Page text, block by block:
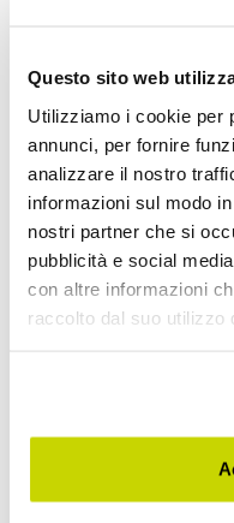
Questo sito web
Utilizziamo i cookie per
annunci, per fornire
analizzare il nostro
informazioni sul modo
nostri partner che si
pubblicità e social
con altre informazioni
raccolto dal suo utilizzo